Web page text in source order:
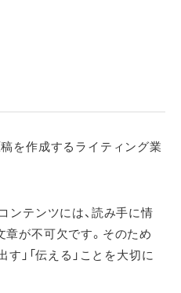
を作成するライティング業
ンテンツには、読み手に情
が不可欠です。そのため
す」「伝える」ことを大切に